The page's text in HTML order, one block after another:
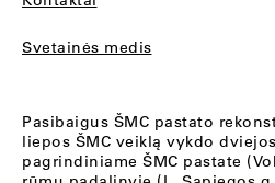
Svetainės medis
Pasibaigus ŠMC pastato
liepos ŠMC veiklą vykdo
pagrindiniame ŠMC pastate